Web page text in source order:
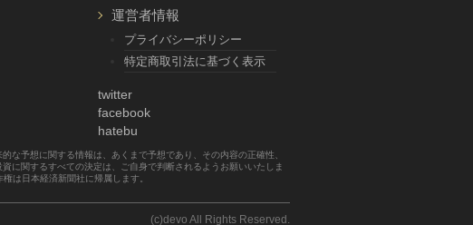
運営者情報
プライバシーポリシー
特定商取引法に基づく表示
twitter
facebook
hatebu
な予想に関する情報は、あくまで予想であり、その内容の正確性、
に関するすべての決定は、ご自身で判断されるようお願いいたしま
は日本経済新聞社に帰属します。
(c)devo All Rights Reserved.